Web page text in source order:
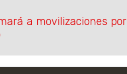
a movilizaciones por